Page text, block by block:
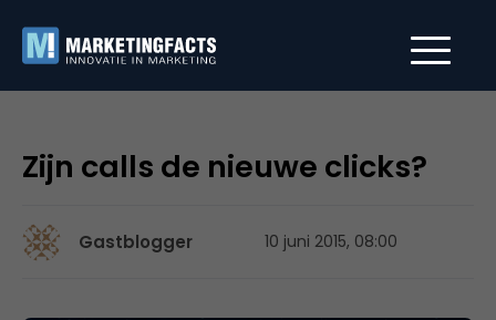
Zijn calls de nieuwe clicks?
Gastblogger 10 juni 2015, 08:00